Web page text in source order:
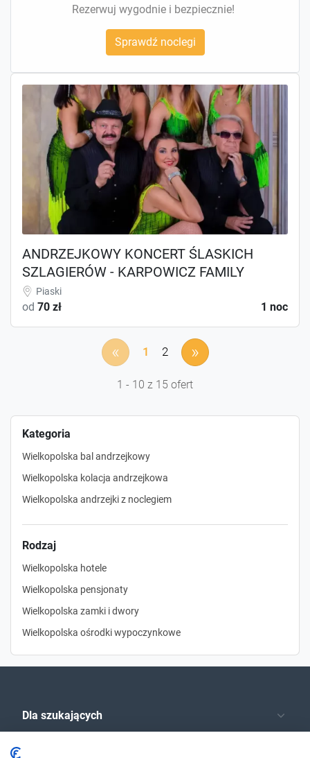
Kategoria
Wielkopolska bal andrzejkowy
Wielkopolska kolacja andrzejkowa
Wielkopolska andrzejki z noclegiem
Rodzaj
Wielkopolska hotele
Wielkopolska pensjonaty
Wielkopolska zamki i dwory
Wielkopolska ośrodki wypoczynkowe
Rezerwuj wygodnie i bezpiecznie!
Sprawdź noclegi
ANDRZEJKOWY KONCERT ŚLASKICH
SZLAGIERÓW - KARPOWICZ FAMILY
Piaski
od 70 zł 1 noc
« 1 2 »
1 - 10 z 15 ofert
Dla szukających